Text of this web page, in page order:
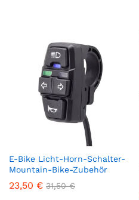
E-Bike Licht-Horn-Schalter-
Mountain-Bike-Zubehör
23,50 € 31,50€